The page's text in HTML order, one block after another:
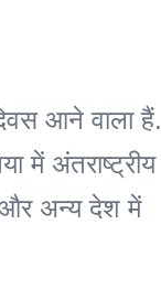
आने वाला हैं.
में अंतराष्ट्रीय
और अन्य देश में